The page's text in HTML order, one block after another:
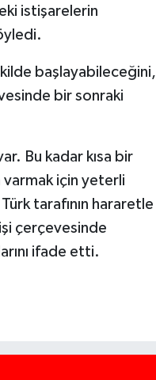
istişarelerin
başlayabileceğini,
bir sonraki
Bu kadar kısa bir
için yeterli
tarafının hararetle
çerçevesinde
ifade etti.